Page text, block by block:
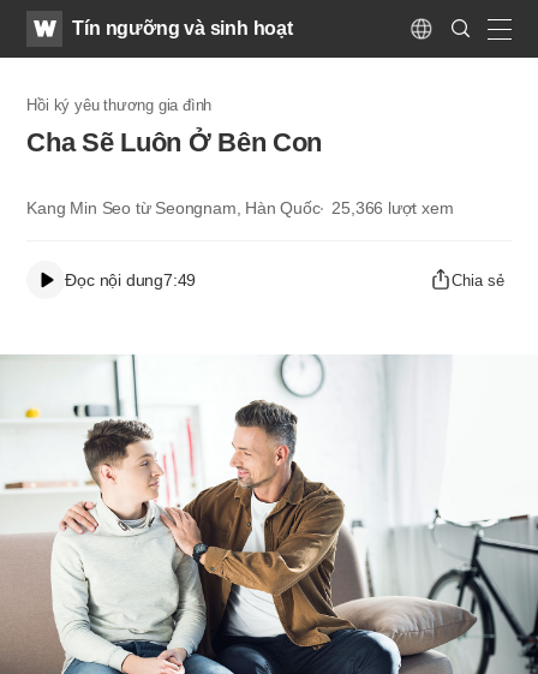
WATVTín ngưỡng và sinh hoạt
Language
Search
Submit
Hồi ký yêu thương gia đình
Cha Sẽ Luôn Ở Bên Con
Kang Min Seo từ Seongnam, Hàn Quốc 25,366 lượt xem
Đọc nội dung7:49 Chia sẻ